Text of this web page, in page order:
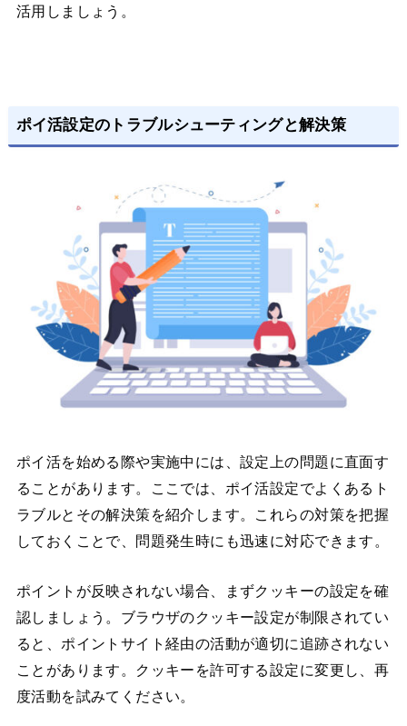
活用しましょう。
ポイ活設定のトラブルシューティングと解決策
ポイ活を始める際や実施中には、設定上の問題に直面す
ることがあります。ここでは、ポイ活設定でよくあるト
ラブルとその解決策を紹介します。これらの対策を把握
しておくことで、問題発生時にも迅速に対応できます。
ポイントが反映されない場合、まずクッキーの設定を確
認しましょう。ブラウザのクッキー設定が制限されてい
ると、ポイントサイト経由の活動が適切に追跡されない
ことがあります。クッキーを許可する設定に変更し、再
度活動を試みてください。